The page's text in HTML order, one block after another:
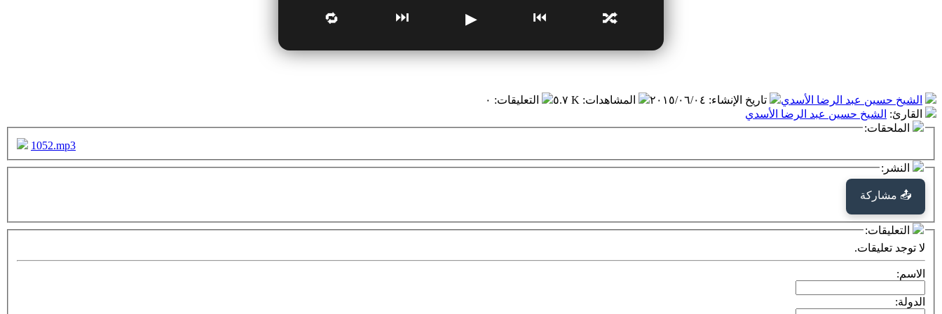
🔀
⏮
▶
⏭
🔁
الشيخ حسين عبد الرضا الأسدي تاريخ الإنشاء: ٢٠١٥/٠٦/٠٤ المشاهدات: ٥.٧ K التعليقات: ٠
القارئ: الشيخ حسين عبد الرضا الأسدي
الملحقات:
1052.mp3
النشر:
📤 مشاركة
التعليقات:
لا توجد تعليقات.
الاسم:
الدولة: